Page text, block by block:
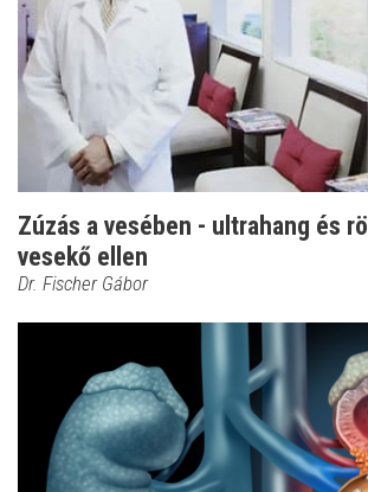
Zúzás a vesében - ultrahang és
vesekő ellen
Dr. Fischer Gábor